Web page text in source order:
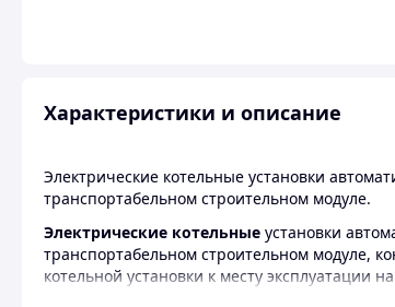
Характеристики и описание
Электрические котельные установки
транспортабельном строительном модуле.
Электрические котельные установки
транспортабельном строительном модуле,
котельной установки к месту эксплуатации